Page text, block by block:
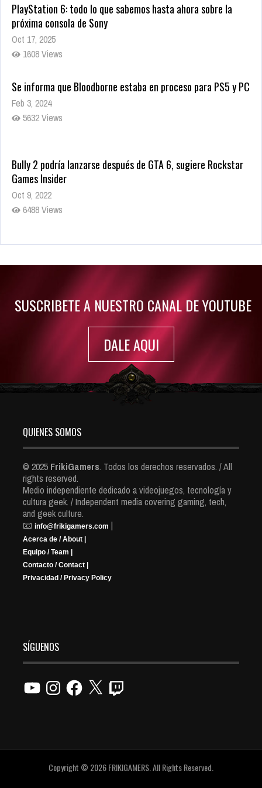
PlayStation 6: todo lo que sabemos hasta ahora sobre la
próxima consola de Sony
Oct 17, 2025
1608 Views
Se informa que Bloodborne estaba en proceso para PS5 y PC
Feb 3, 2024
5632 Views
Bully 2 podría lanzarse después de GTA 6, sugiere Rockstar
Games Insider
Oct 9, 2022
6488 Views
Rumor: Se filtran los primeros detalles de Resident Evil 9
SUSCRIBETE A NUESTRO CANAL DE YOUTUBE
DALE AQUI
QUIENES SOMOS
© 2025 FrikiGamers. Todos los derechos reservados. / All
rights reserved.
Medio independiente dedicado a videojuegos, tecnología y
cultura geek. / Independent media covering gaming, tech,
and geek culture.
📧 info@frikigamers.com |
Acerca de / About |
Equipo / Team |
Contacto / Contact |
Privacidad / Privacy Policy
SÍGUENOS
YouTubeInstagramFacebook
X Twitch
Copyright © 2026 FRIKIGAMERS. All Rights Reserved.